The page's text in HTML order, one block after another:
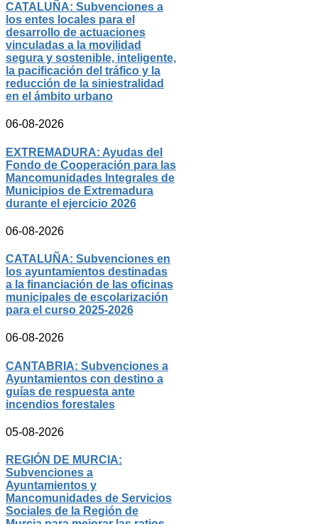
CATALUÑA: Subvenciones a
los entes locales para el
desarrollo de actuaciones
vinculadas a la movilidad
segura y sostenible, inteligente,
la pacificación del tráfico y la
reducción de la siniestralidad
en el ámbito urbano
06-08-2026
EXTREMADURA: Ayudas del
Fondo de Cooperación para las
Mancomunidades Integrales de
Municipios de Extremadura
durante el ejercicio 2026
06-08-2026
CATALUÑA: Subvenciones en
los ayuntamientos destinadas
a la financiación de las oficinas
municipales de escolarización
para el curso 2025-2026
06-08-2026
CANTABRIA: Subvenciones a
Ayuntamientos con destino a
guías de respuesta ante
incendios forestales
05-08-2026
REGIÓN DE MURCIA:
Subvenciones a
Ayuntamientos y
Mancomunidades de Servicios
Sociales de la Región de